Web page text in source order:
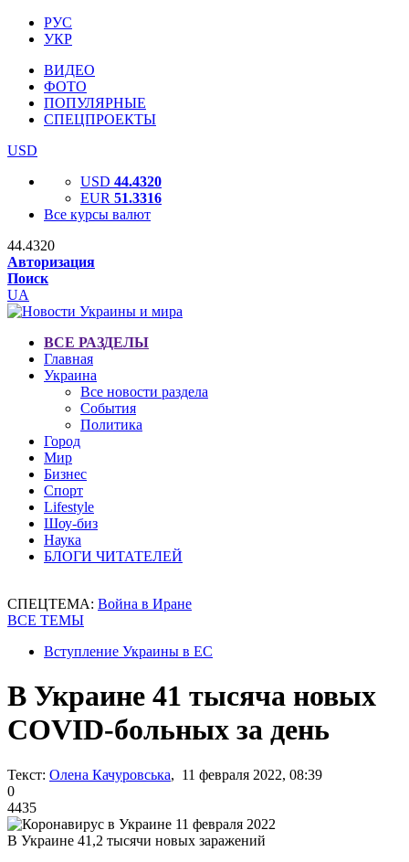
РУС
УКР
ВИДЕО
ФОТО
ПОПУЛЯРНЫЕ
СПЕЦПРОЕКТЫ
USD
USD 44.4320
EUR 51.3316
Все курсы валют
44.4320
Авторизация
Поиск
UA
ВСЕ РАЗДЕЛЫ
Главная
Украина
Все новости раздела
События
Политика
Город
Мир
Бизнес
Спорт
Lifestyle
Шоу-биз
Наука
БЛОГИ ЧИТАТЕЛЕЙ
СПЕЦТЕМА: Война в Иране
ВСЕ ТЕМЫ
Вступление Украины в ЕС
В Украине 41 тысяча новых
COVID-больных за день
Текст: Олена Качуровська, 11 февраля 2022, 08:39
0
4435
В Украине 41,2 тысячи новых заражений